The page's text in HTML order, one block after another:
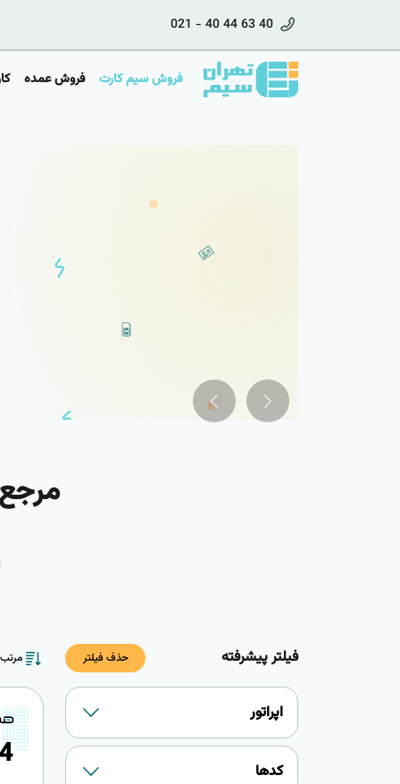
021 - 40 44 63 40
فروش سیم کارت فروش عمده
فیلتر پیشرفته حذف فیلتر
اپراتور
کدها